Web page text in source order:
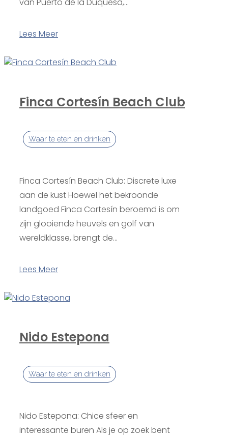
Lees Meer
Finca Cortesín Beach Club
Waar te eten en drinken
Finca Cortesín Beach Club: Discrete luxe
aan de kust Hoewel het bekroonde
landgoed Finca Cortesín beroemd is om
zijn glooiende heuvels en golf van
wereldklasse, brengt de...
Lees Meer
Nido Estepona
Waar te eten en drinken
Nido Estepona: Chice sfeer en
interessante buren Als je op zoek bent